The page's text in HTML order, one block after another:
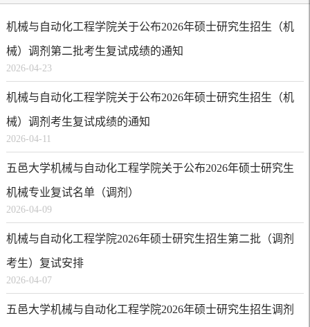
机械与自动化工程学院关于公布2026年硕士研究生招生（机
械）调剂第二批考生复试成绩的通知
2026-04-23
机械与自动化工程学院关于公布2026年硕士研究生招生（机
械）调剂考生复试成绩的通知
2026-04-11
五邑大学机械与自动化工程学院关于公布2026年硕士研究生
机械专业复试名单（调剂）
2026-04-09
机械与自动化工程学院2026年硕士研究生招生第二批（调剂
考生）复试安排
2026-04-07
五邑大学机械与自动化工程学院2026年硕士研究生招生调剂